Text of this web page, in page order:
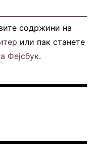
содржини на
или пак станете
Фејсбук.